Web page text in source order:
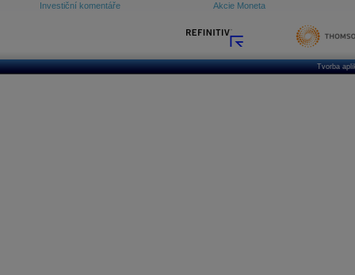
Investiční komentáře
Akcie Moneta
Tvorba